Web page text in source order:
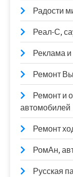
Радости
Реал-С,
Реклама
Ремонт
Ремонт и
автомобилей
Ремонт
РомАн,
Русская